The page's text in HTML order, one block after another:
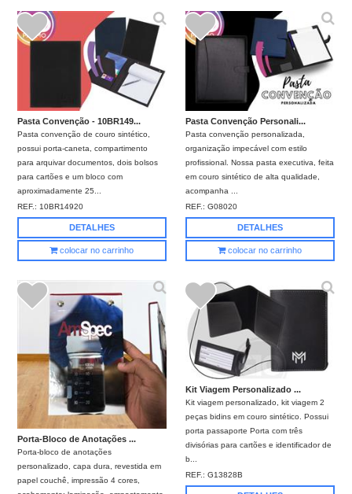
Pasta Convenção - 10BR149...
Pasta convenção de couro sintético,
possui porta-caneta, compartimento
para arquivar documentos, dois bolsos
para cartões e um bloco com
aproximadamente 25...
REF.: 10BR14920
DETALHES
colocar no carrinho
Pasta Convenção Personali...
Pasta convenção personalizada,
organização impecável com estilo
profissional. Nossa pasta executiva, feita
em couro sintético de alta qualidade,
acompanha ...
REF.:G08020
DETALHES
colocar no carrinho
Porta-Bloco de Anotações ...
Porta-bloco de anotações
personalizado, capa dura, revestida em
papel couchê, impressão 4 cores,
Kit Viagem Personalizado ...
Kit viagem personalizado, kit viagem 2
peças bidins em couro sintético. Possui
porta passaporte Porta com três
divisórias para cartões e identificador de
b...
REF.:G13828B